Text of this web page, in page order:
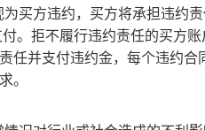
买方违约，买方将承担违约
付。拒不履行违约责任的买方
任并支付违约金，每个违约
。